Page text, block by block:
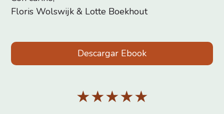
Floris Wolswijk & Lotte Boekhout
Descargar Ebook
★★★★★